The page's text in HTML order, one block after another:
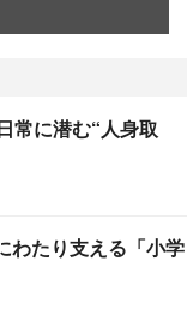
常に潜む“人身取
わたり支える「小学